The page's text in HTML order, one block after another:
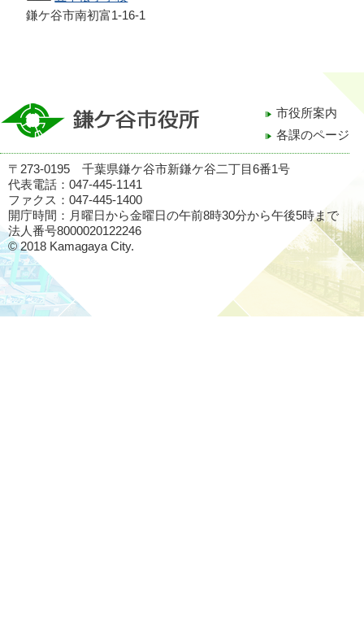
鎌ケ谷市南初富1-16-1
市役所案内
各課のページ
〒273-0195 千葉県鎌ケ谷市新鎌ケ谷二丁目6番1号
代表電話：047-445-1141
ファクス：047-445-1400
開庁時間：月曜日から金曜日の午前8時30分から午後5時まで
法人番号8000020122246
© 2018 Kamagaya City.